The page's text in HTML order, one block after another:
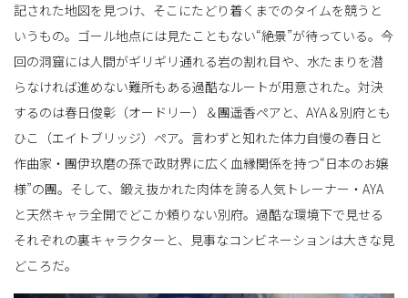
記された地図を見つけ、そこにたどり着くまでのタイムを競うと
いうもの。ゴール地点には見たこともない“絶景”が待っている。今
回の洞窟には人間がギリギリ通れる岩の割れ目や、水たまりを潜
らなければ進めない難所もある過酷なルートが用意された。対決
するのは春日俊彰（オードリー）＆團遥香ペアと、AYA＆別府とも
ひこ（エイトブリッジ）ペア。言わずと知れた体力自慢の春日と
作曲家・團伊玖磨の孫で政財界に広く血縁関係を持つ“日本のお嬢
様”の團。そして、鍛え抜かれた肉体を誇る人気トレーナー・AYA
と天然キャラ全開でどこか頼りない別府。過酷な環境下で見せる
それぞれの裏キャラクターと、見事なコンビネーションは大きな見
どころだ。